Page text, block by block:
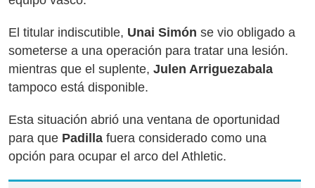
El titular indiscutible, Unai Simón se vio obligado a
someterse a una operación para tratar una lesión.
mientras que el suplente, Julen Arriguezabala
tampoco está disponible.
Esta situación abrió una ventana de oportunidad
para que Padilla fuera considerado como una
opción para ocupar el arco del Athletic.